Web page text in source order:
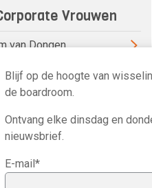
Vrouwen
van Dongen
van der Meer Mohr
Hofsté
Ritsema van Eck
Bonhof
Blijf op de hoogte van
de boardroom.
Ontvang elke dinsdag en
nieuwsbrief.
E-mail*